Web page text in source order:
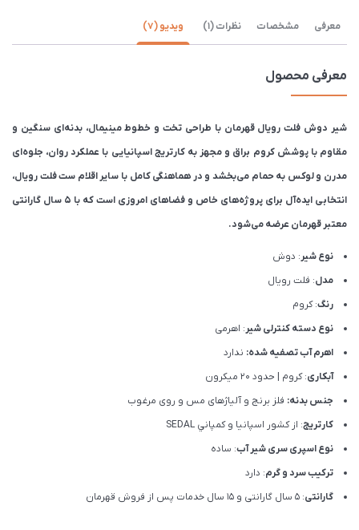
معرفی مشخصات نظرات (1) ویدیو (7)
معرفی محصول
شیر دوش فلت رویال قهرمان با طراحی تخت و خطوط مینیمال، بدنه‌ای سنگین و
مقاوم با پوشش کروم براق و مجهز به کارتریج اسپانیایی با عملکرد روان، جلوه‌ای
مدرن و لوکس به حمام می‌بخشد و در هماهنگی کامل با سایر اقلام ست فلت رویال،
انتخابی ایده‌آل برای پروژه‌های خاص و فضاهای امروزی است که با ۵ سال گارانتی
معتبر قهرمان عرضه می‌شود.
نوع شیر: دوش
مدل: فلت رویال
رنگ: کروم
نوع دسته کنترلی شیر: اهرمی
اهرم آب تصفیه شده: ندارد
آبکاری: کروم | حدود 20 میکرون
جنس بدنه: فلز برنج و آلیاژهای مس و روی مرغوب
کارتریج: از كشور اسپانيا و كمپاني SEDAL
نوع اسپری سری شیر آب: ساده
ترکیب سرد و گرم: دارد
گارانتی: 5 سال گارانتی و 15 سال خدمات پس از فروش قهرمان